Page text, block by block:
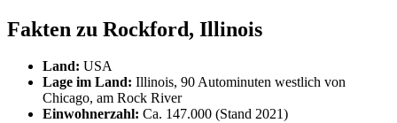
Fakten zu Rockford, Illinois
Land: USA
Lage im Land: Illinois, 90 Autominuten westlich von
Chicago, am Rock River
Einwohnerzahl: Ca. 147.000 (Stand 2021)